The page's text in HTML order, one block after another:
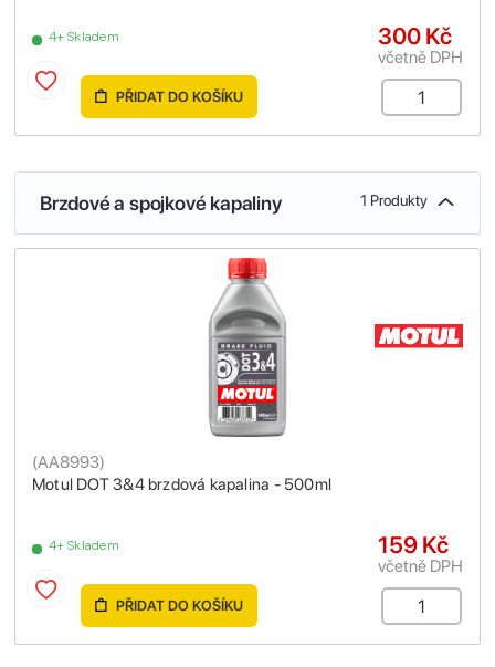
4+ Skladem 300 Kč
včetně DPH
PŘIDAT DO KOŠÍKU
Brzdové a spojkové kapaliny 1 Produkty
Motul DOT 3&4 brzdová kapalina - 500ml
(AA8993)
4+ Skladem 159 Kč
včetně DPH
PŘIDAT DO KOŠÍKU